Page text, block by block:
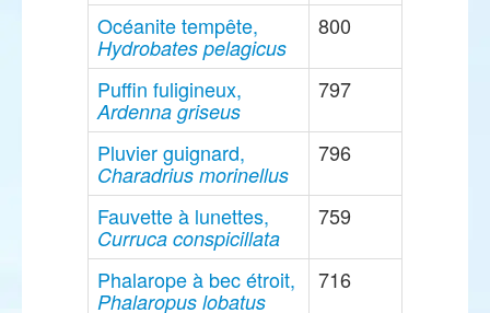
Océanite tempête,
Hydrobates pelagicus
800
Puffin fuligineux,
Ardenna griseus
797
Pluvier guignard,
Charadrius morinellus
796
Fauvette à lunettes,
Curruca conspicillata
759
Phalarope à bec étroit,
Phalaropus lobatus
716